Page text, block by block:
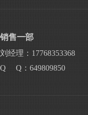
销售一部
刘经理：17768353368
Q Q：649809850